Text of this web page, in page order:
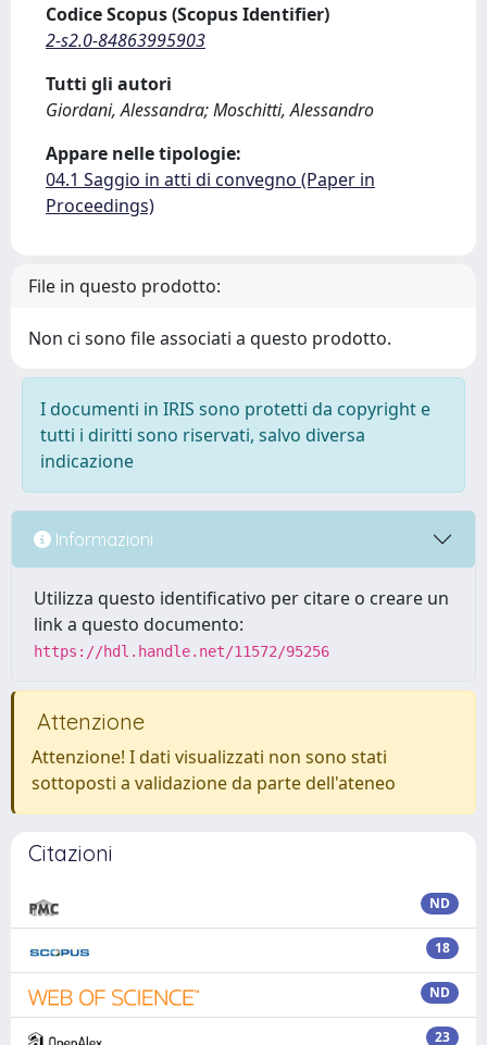
Codice Scopus (Scopus Identifier)
2-s2.0-84863995903
Tutti gli autori
Giordani, Alessandra; Moschitti, Alessandro
Appare nelle tipologie:
04.1 Saggio in atti di convegno (Paper in
Proceedings)
File in questo prodotto:
Non ci sono file associati a questo prodotto.
I documenti in IRIS sono protetti da copyright e
tutti i diritti sono riservati, salvo diversa
indicazione
Informazioni
Utilizza questo identificativo per citare o creare un
link a questo documento:
https://hdl.handle.net/11572/95256
Attenzione
Attenzione! I dati visualizzati non sono stati
sottoposti a validazione da parte dell'ateneo
Citazioni
ND
18
ND
23